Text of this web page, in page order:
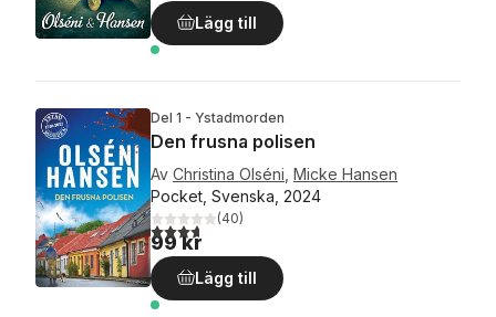
Lägg till
Del 1 - Ystadmorden
Den frusna polisen
Av Christina Olséni Micke Hansen
Pocket, Svenska, 2024
3,7utav 5 stjärnor. Totalt antal röster:
(40)
99 kr
Lägg till